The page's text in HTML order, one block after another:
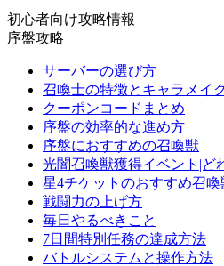
初心者向け攻略情報
序盤攻略
サーバーの選び方
召喚士の特徴とキャラメイ
クーポンコードまとめ
序盤の効率的な進め方
序盤におすすめの召喚獣
光闇召喚獣獲得イベント|ど
星4チケットのおすすめ召喚
戦闘力の上げ方
毎日やるべきこと
7日間特別任務の達成方法
バトルシステムと操作方法